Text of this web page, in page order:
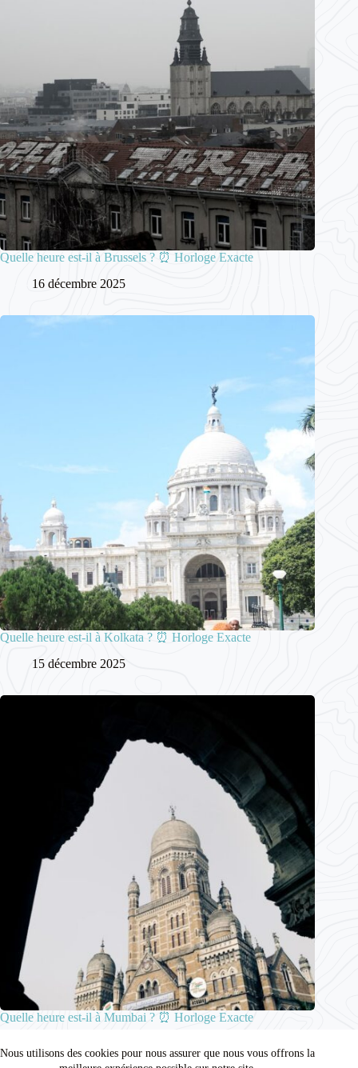
Nous utilisons des cookies pour nous assurer que nous vous offrons la
Quelle heure est-il à Brussels ? ⏰ Horloge Exacte
16 décembre 2025
Quelle heure est-il à Kolkata ? ⏰ Horloge Exacte
15 décembre 2025
Quelle heure est-il à Mumbai ? ⏰ Horloge Exacte